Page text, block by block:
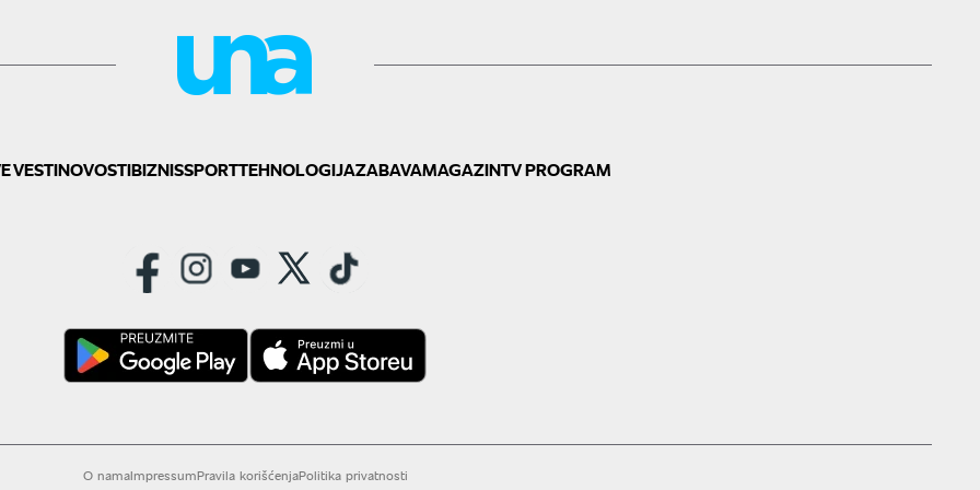
VESTINOVOSTIBIZNISSPORTTEHNOLOGIJAZABAVAMAGAZINTV PROGRAM
O namaImpressumPravila korišćenjaPolitika privatnosti